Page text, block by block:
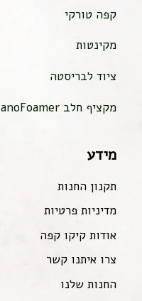
קפה טורקי
מקינטות
ציוד לבריסטה
מקציף חלב NanoFoamer
מידע
תקנון החנות
מדיניות פרטיות
אודות קיקו קפה
צרו איתנו קשר
החנות שלנו